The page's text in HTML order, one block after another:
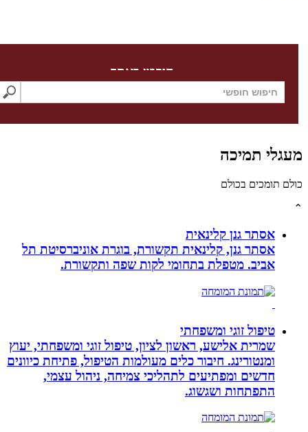
חיפוש באתר
תמיכה
בכולם
אסתר גנן קלינאית
אסתר גנן, קלינאית תקשורת, בוגרת אוניברסיטת תל
אביב. מטפלת בתחומי לקות שפה ותקשורת.
טיפול זוגי ומשפחתי
שמרית אלישע, ראשון לציון, טיפול זוגי ומשפחתי, יעוץ
ומנטורינג. חיבור כלים מעולמות הטיפול, פתיחת כיוונים
חדשים ומפתיעים לתהליכי צמיחה, ניהול עצמי,
התפתחות ושגשוג.